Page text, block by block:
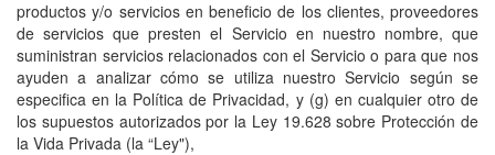
productos y/o servicios en beneficio de los clientes, proveedores
de servicios que presten el Servicio en nuestro nombre, que
suministran servicios relacionados con el Servicio o para que nos
ayuden a analizar cómo se utiliza nuestro Servicio según se
especifica en la Política de Privacidad, y (g) en cualquier otro de
los supuestos autorizados por la Ley 19.628 sobre Protección de
la Vida Privada (la “Ley"),